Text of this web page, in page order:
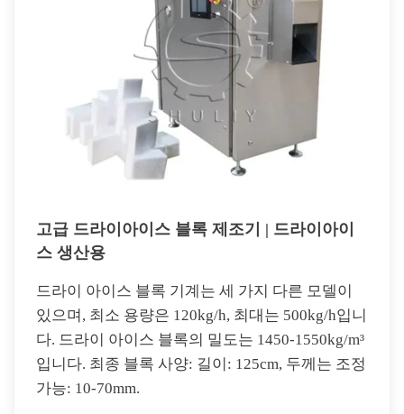
고급 드라이아이스 블록 제조기 | 드라이아이
스 생산용
드라이 아이스 블록 기계는 세 가지 다른 모델이
있으며, 최소 용량은 120kg/h, 최대는 500kg/h입니
다. 드라이 아이스 블록의 밀도는 1450-1550kg/m³
입니다. 최종 블록 사양: 길이: 125cm, 두께는 조정
가능: 10-70mm.